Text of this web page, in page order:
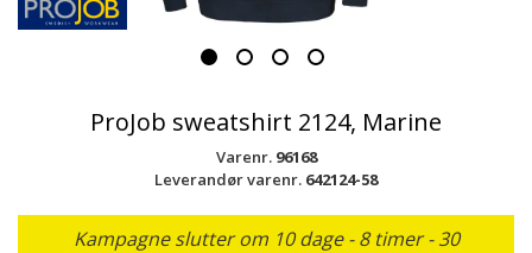
ProJob sweatshirt 2124, Marine
Varenr. 96168
Leverandør varenr. 642124-58
Kampagne slutter om 10 dage - 8 timer - 30